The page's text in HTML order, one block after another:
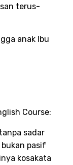
terus-
anak Ibu
Course:
sadar
pasif
kosakata